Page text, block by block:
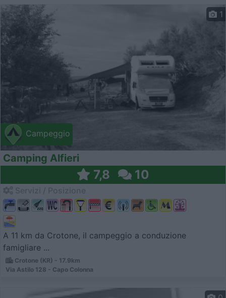
Campeggio
1
Camping Alfieri
7,8 10
A 11 km da Crotone, il campeggio a conduzione
famigliare ...
Crotone (KR) - 17.9km
Via Astilo 128 - Capo Colonna